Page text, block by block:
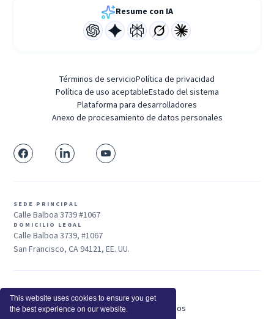
This website uses cookies to ensure you get
the best experience on our website.
Resume con IA
Términos de servicioPolítica de privacidad
Política de uso aceptableEstado del sistema
Plataforma para desarrolladores
Anexo de procesamiento de datos personales
SEDE PRINCIPAL
Calle Balboa 3739 #1067
DOMICILIO LEGAL
Calle Balboa 3739, #1067
San Francisco, CA 94121, EE. UU.
Ventas: +1 415-704-3737
© 2025 Insightful.io, Inc - Derechos Reservados